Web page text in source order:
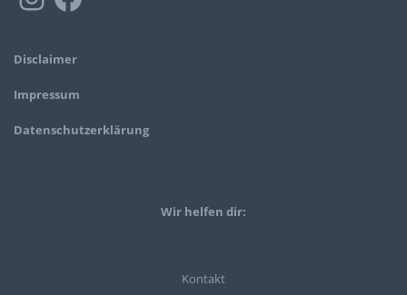
Disclaimer
Impressum
Datenschutzerklärung
Wir helfen dir:
Kontakt